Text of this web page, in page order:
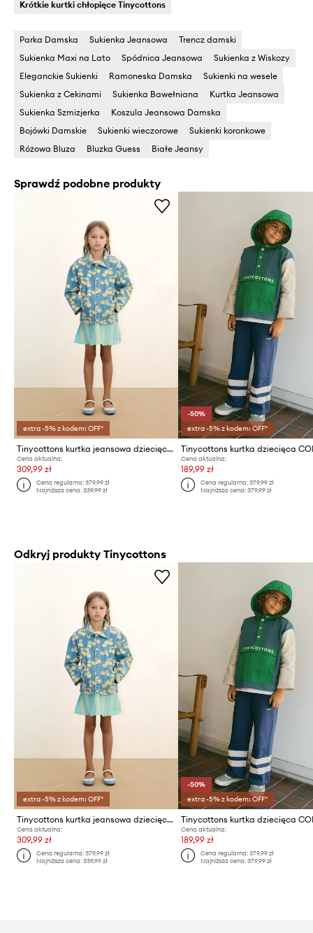
Krótkie kurtki chłopięce Tinycottons
Parka Damska Sukienka Jeansowa
Trencz damski
Sukienka Maxi na Lato
Spódnica Jeansowa
Sukienka z Wiskozy
Eleganckie Sukienki
Ramoneska Damska
Sukienki na wesele
Sukienka z Cekinami
Sukienka Bawełniana
Kurtka Jeansowa
Sukienka Szmizjerka
Koszula Jeansowa Damska
Bojówki Damskie
Sukienki wieczorowe
Sukienki koronkowe
Różowa Bluza
Bluzka Guess Białe Jeansy
Sprawdź podobne produkty
extra -5% z kodem: OFF*
Tinycottons kurtka jeansowa dziecięca ORANGES JACKET
Cena aktualna:
309,99 zł
Cena regularna:379,99 zł
Najniższa cena:339,99 zł
-50%
extra -5% z kodem: OFF*
Cena aktualna:
189,99 zł
Cena regularna: 379,99 zł
Najniższa cena: 379,99 zł
Odkryj produkty Tinycottons
extra -5% z kodem: OFF*
Tinycottons kurtka jeansowa dziecięca ORANGES JACKET
Cena aktualna:
309,99 zł
Cena regularna:379,99 zł
Najniższa cena:339,99 zł
-50%
extra -5% z kodem: OFF*
Cena aktualna:
189,99 zł
Cena regularna: 379,99 zł
Najniższa cena: 379,99 zł